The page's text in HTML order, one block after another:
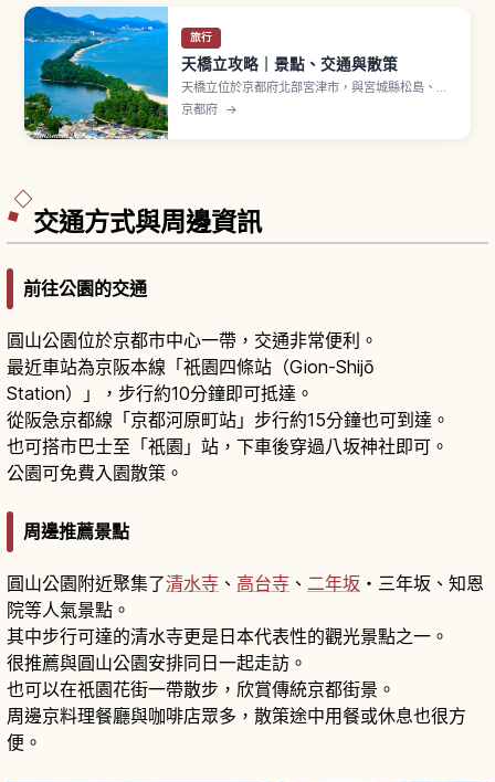
旅行
天橋立攻略｜景點、交通與散策
天橋立位於京都府北部宮津市，與宮城縣松島、廣
島縣宮島並列為「日本三景」之一。沙洲全長約3.6
公里，將宮津灣與內海阿蘇海分隔開來，約6,700
棵松樹茂密生長的白砂青松之美，被指定為特別名
京都府 →
交通方式與周邊資訊
前往公園的交通
圓山公園位於京都市中心一帶，交通非常便利。
最近車站為京阪本線「祇園四條站（Gion-Shijō
Station）」，步行約10分鐘即可抵達。
從阪急京都線「京都河原町站」步行約15分鐘也可到達。
也可搭市巴士至「祇園」站，下車後穿過八坂神社即可。
公園可免費入園散策。
周邊推薦景點
圓山公園附近聚集了清水寺 、 高台寺 、 二年坂 ・三年坂、知恩
院等人氣景點。
其中步行可達的清水寺更是日本代表性的觀光景點之一。
很推薦與圓山公園安排同日一起走訪。
也可以在祇園花街一帶散步，欣賞傳統京都街景。
周邊京料理餐廳與咖啡店眾多，散策途中用餐或休息也很方
便。